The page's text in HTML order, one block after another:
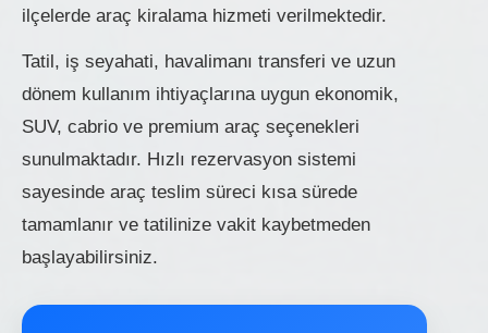
ilçelerde araç kiralama hizmeti verilmektedir.
Tatil, iş seyahati, havalimanı transferi ve uzun
dönem kullanım ihtiyaçlarına uygun ekonomik,
SUV, cabrio ve premium araç seçenekleri
sunulmaktadır. Hızlı rezervasyon sistemi
sayesinde araç teslim süreci kısa sürede
tamamlanır ve tatilinize vakit kaybetmeden
başlayabilirsiniz.